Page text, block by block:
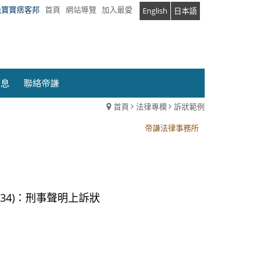
寶痞客邦 首頁 網站導覽 加入最愛 English 日本語
聯絡帝謙
首頁 法律專欄
訴狀範例
帝謙法律事務所
：刑事聲明上訴狀